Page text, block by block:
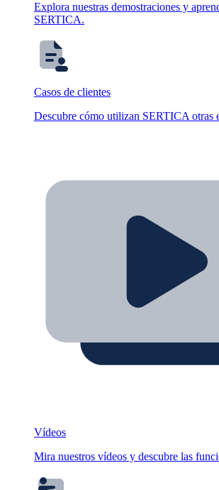
Explora nuestras demostraciones y
SERTICA.
Casos de clientes
Descubre cómo utilizan SERTICA otras
Vídeos
Mira nuestros vídeos y descubre las